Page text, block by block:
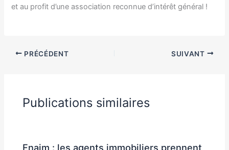
et au profit d’une association reconnue d’intérêt général !
PRÉCÉDENT SUIVANT
Publications similaires
Fnaim : les agents immobiliers prennent